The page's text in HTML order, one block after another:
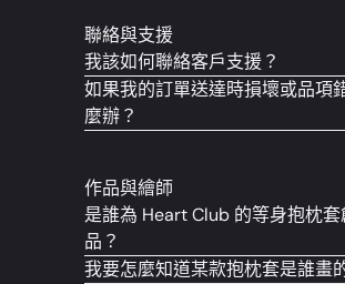
聯絡與支援
我該如何聯絡客戶支援？
如果我的訂單送達時損壞或品項
麼辦？
作品與繪師
是誰為 Heart Club 的等身抱枕
品？
我要怎麼知道某款抱枕套是誰畫